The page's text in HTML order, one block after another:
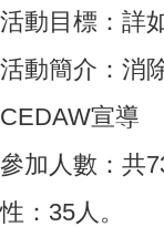
活動目標：詳
活動簡介：消
CEDAW宣導
參加人數：共
性：35人。